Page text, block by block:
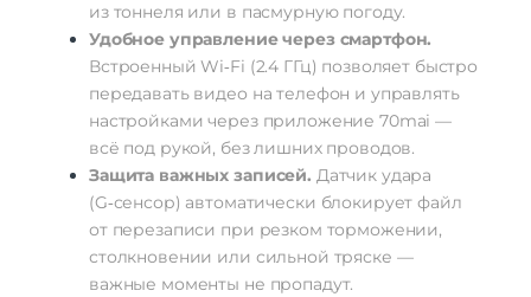
изтоннеля или в пасмурнуюпогоду.
Удобное управлениечерезсмартфон.
Встроенный Wi‑Fi (2.4 ГГц) позволяет быстро
передаватьвидео на телефон и управлять
настройками черезприложение 70mai —
всё под рукой, безлишнихпроводов.
Защита важных записей. Датчикудара
(G‑сенсор) автоматически блокирует файл
отперезаписи при резком торможении,
столкновении или сильной тряске —
важные моменты не пропадут.